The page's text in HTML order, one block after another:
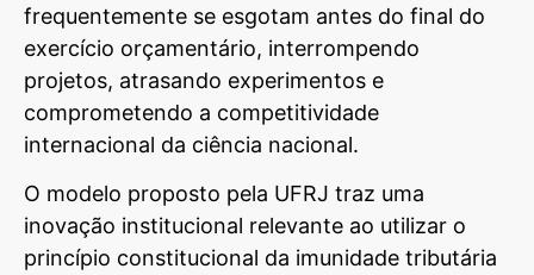
frequentemente se esgotam antes do final do
exercício orçamentário, interrompendo
projetos, atrasando experimentos e
comprometendo a competitividade
internacional da ciência nacional.
O modelo proposto pela UFRJ traz uma
inovação institucional relevante ao utilizar o
princípio constitucional da imunidade tributária